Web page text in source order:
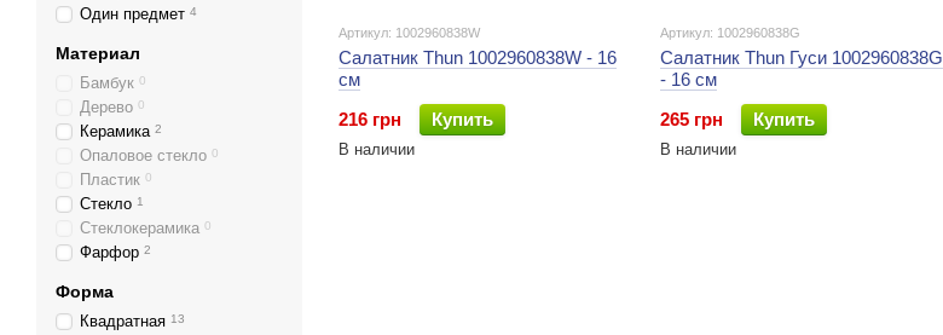
Артикул: 1002960838W
Салатник Thun 1002960838W - 16
см
216 грн
Купить
В наличии
Артикул: 1002960838G
Салатник Thun Гуси 1002960838G
- 16 см
265 грн
Купить
В наличии
Один предмет 4
Материал
Бамбук 0
Дерево 0
Керамика 2
Опаловое стекло 0
Пластик 0
Стекло 1
Стеклокерамика 0
Фарфор 2
Форма
Квадратная 13